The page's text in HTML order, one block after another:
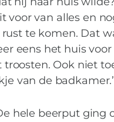
DE WERKVLOER
voor van alles en
te komen. Dat
eens het huis voor
Ook niet
van de badkamer.’
hele beerput ging